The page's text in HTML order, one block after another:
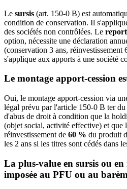
Le sursis (art. 150-0 B) est
condition de conservation. Il
des sociétés non contrôlées. Le report
option, nécessite une déclaration
(conservation 3 ans, réinvestissement
s'applique aux apports à une société
Le montage apport-cession
Oui, le montage apport-cession via
légal prévu par l'article 150-0 B ter
d'abus de droit à condition que la
(objet social, activité effective) et que
réinvestissement de 60 % du produit
les 2 ans si les titres sont cédés dans
La plus-value en sursis ou
imposée au PFU ou au